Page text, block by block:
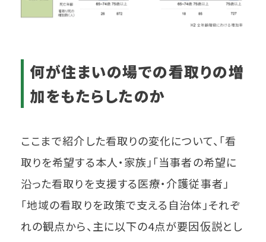
何が住まいの場での看取りの増
加をもたらしたのか
ここまで紹介した看取りの変化について、「看
取りを希望する本人・家族」「当事者の希望に
沿った看取りを支援する医療・介護従事者」
「地域の看取りを政策で支える自治体」それぞ
れの観点から、主に以下の4点が要因仮説とし